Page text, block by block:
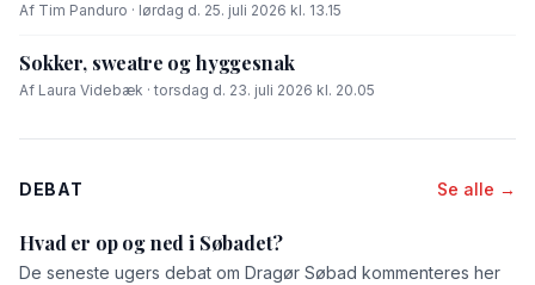
Af Tim Panduro · lørdag d. 25. juli 2026 kl. 13.15
Sokker, sweatre og hyggesnak
Af Laura Videbæk · torsdag d. 23. juli 2026 kl. 20.05
DEBAT Se alle →
Hvad er op og ned i Søbadet?
De seneste ugers debat om Dragør Søbad kommenteres her